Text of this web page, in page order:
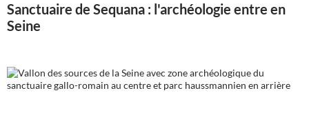
Sanctuaire de Sequana : l'archéologie entre en
Seine